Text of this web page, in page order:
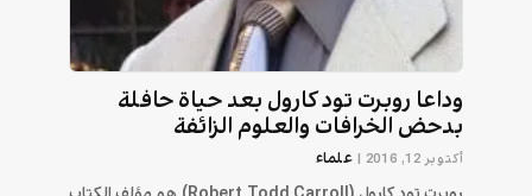
وداعا روبرت تود كارول بعد حياة حافلة
بدحض الخرافات والعلوم الزائفة
أكتوبر 12, 2016 | علماء